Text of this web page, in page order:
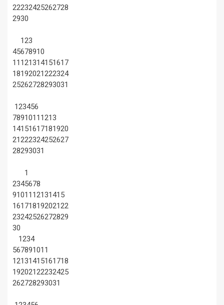
22232425262728
2930
123
45678910
11 121314151617
18192021222324
25262728293031
123456
7891011 1213
14151617181920
21222324252627
28293031
1
2345678
91011 12131415
16171819202122
23242526272829
30
1234
567891011
12131415161718
19202122232425
262728293031